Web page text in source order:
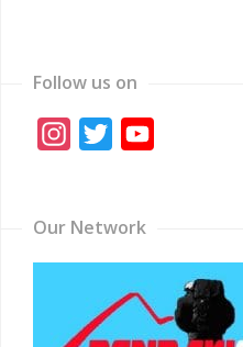
Follow us on
Instagram
Twitter
Our Network